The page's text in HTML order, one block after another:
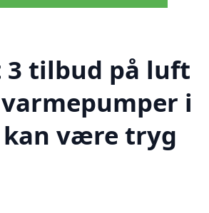
3 tilbud på luft
i
kan være tryg